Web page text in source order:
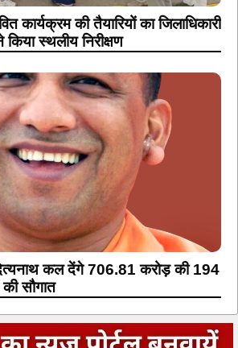
कार्यक्रम की तैयारियों का जिलाधिकारी
स्थलीय निरीक्षण
कल देंगे 706.81 करोड़ की 194
सौगात